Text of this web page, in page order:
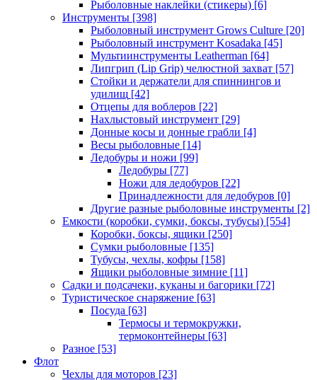
Рыболовные наклейки (стикеры) [6]
Инструменты [398]
Рыболовный инструмент Grows Culture [20]
Рыболовный инструмент Kosadaka [45]
Мультиинструменты Leatherman [64]
Липгрип (Lip Grip) челюстной захват [57]
Стойки и держатели для спиннингов и
удилищ [42]
Отцепы для воблеров [22]
Нахлыстовый инструмент [29]
Донные косы и донные грабли [4]
Весы рыболовные [14]
Ледобуры и ножи [99]
Ледобуры [77]
Ножи для ледобуров [22]
Принадлежности для ледобуров [0]
Другие разные рыболовные инструменты [2]
Емкости (коробки, сумки, боксы, тубусы) [554]
Коробки, боксы, ящики [250]
Сумки рыболовные [135]
Тубусы, чехлы, кофры [158]
Ящики рыболовные зимние [11]
Садки и подсачеки, куканы и багорики [72]
Туристическое снаряжение [63]
Посуда [63]
Термосы и термокружки,
термоконтейнеры [63]
Разное [53]
Флот
Чехлы для моторов [23]